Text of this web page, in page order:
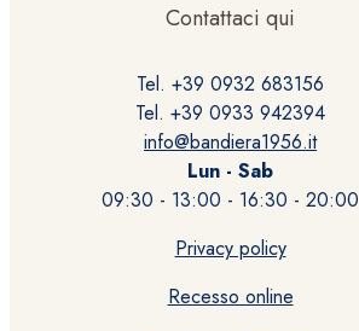
Contattaci qui
Tel. +39 0932 683156
Tel. +39 0933 942394
info@bandiera1956.it
Lun - Sab
09:30 - 13:00 - 16:30 - 20:00
Privacy policy
Recesso online